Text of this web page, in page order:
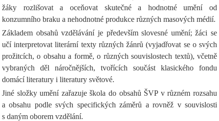
žáky rozlišovat a oceňovat skutečné a hodnotné umění od
konzumního braku a nehodnotné produkce různých masových médií.
Základem obsahů vzdělávání je především slovesné umění; žáci se
učí interpretovat literární texty různých žánrů (vyjadřovat se o svých
prožitcích, o obsahu a formě, o různých souvislostech textů), včetně
vybraných děl náročnějších, tvořících součást klasického fondu
domácí literatury i literatury světové.
Jiné složky umění zařazuje škola do obsahů ŠVP v různém rozsahu
a obsahu podle svých specifických záměrů a rovněž v souvislosti
s daným oborem vzdělání.